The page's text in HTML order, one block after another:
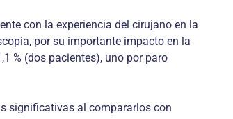
con la experiencia del cirujano en la
por su importante impacto en la
% (dos pacientes), uno por paro
significativas al compararlos con